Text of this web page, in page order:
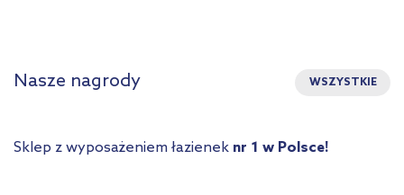
Nasze nagrody WSZYSTKIE
Sklep z wyposażeniem łazienek nr 1 w Polsce!